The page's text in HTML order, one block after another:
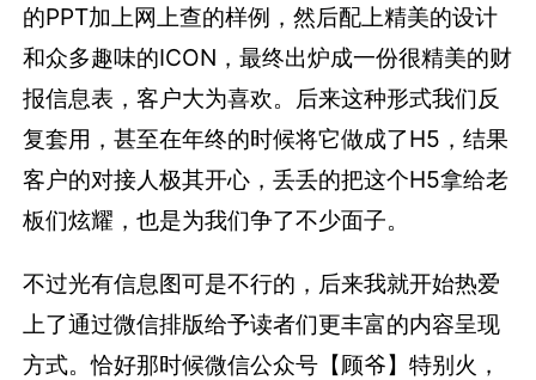
的PPT加上网上查的样例，然后配上精美的设计
和众多趣味的ICON，最终出炉成一份很精美的财
报信息表，客户大为喜欢。后来这种形式我们反
复套用，甚至在年终的时候将它做成了H5，结果
客户的对接人极其开心，丢丢的把这个H5拿给老
板们炫耀，也是为我们争了不少面子。
不过光有信息图可是不行的，后来我就开始热爱
上了通过微信排版给予读者们更丰富的内容呈现
方式。恰好那时候微信公众号【顾爷】特别火，